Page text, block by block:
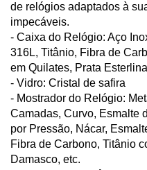
de relógios adaptados à
impecáveis.
- Caixa do Relógio: Aço
316L, Titânio, Fibra de
em Quilates, Prata
- Vidro: Cristal de safira
- Mostrador do Relógio:
Camadas, Curvo, Esmalte
por Pressão, Nácar,
Fibra de Carbono, Titânio
Damasco, etc.